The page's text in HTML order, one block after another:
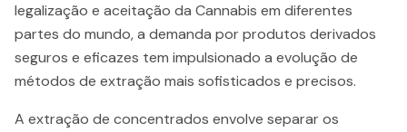
legalização e aceitação da Cannabis em diferentes
partes do mundo, a demanda por produtos derivados
seguros e eficazes tem impulsionado a evolução de
métodos de extração mais sofisticados e precisos.
A extração de concentrados envolve separar os